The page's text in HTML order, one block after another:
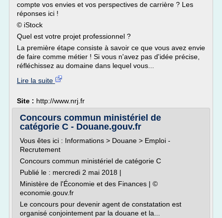
compte vos envies et vos perspectives de carrière ? Les
réponses ici !
© iStock
Quel est votre projet professionnel ?
La première étape consiste à savoir ce que vous avez envie
de faire comme métier ! Si vous n'avez pas d'idée précise,
réfléchissez au domaine dans lequel vous...
Lire la suite
Site : http://www.nrj.fr
Concours commun ministériel de
catégorie C - Douane.gouv.fr
Vous êtes ici : Informations > Douane > Emploi -
Recrutement
Concours commun ministériel de catégorie C
Publié le : mercredi 2 mai 2018 |
Ministère de l'Économie et des Finances | ©
economie.gouv.fr
Le concours pour devenir agent de constatation est
organisé conjointement par la douane et la...